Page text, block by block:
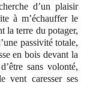
d’un plaisir
à m’échauffer le
la terre du potager,
passivité totale,
en bois devant la
sans volonté,
vent caresser ses